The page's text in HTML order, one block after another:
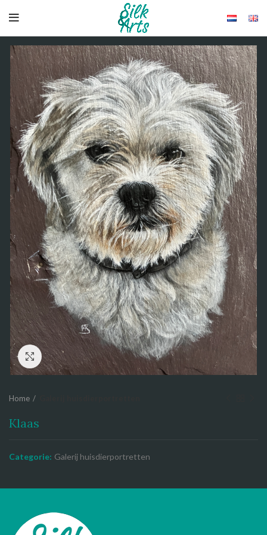
Click to enlarge
Home
Klaas
Categorie: Galerij huisdierportretten